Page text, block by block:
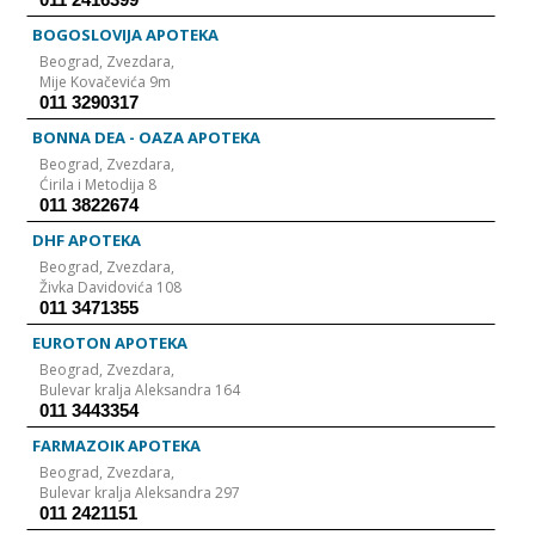
Brankovića 3 tel: 011-848-46-16; 062-590-479 RADNO VREME radnim
danima 07.30 - 21h subotom 07.30 - 20h nedeljom 08 - 17h Dođite i
uverite se sami.
BOGOSLOVIJA APOTEKA
Beograd, Zvezdara,
Mije Kovačevića 9m
011 3290317
BONNA DEA - OAZA APOTEKA
Beograd, Zvezdara,
Ćirila i Metodija 8
011 3822674
DHF APOTEKA
Beograd, Zvezdara,
Živka Davidovića 108
011 3471355
EUROTON APOTEKA
Beograd, Zvezdara,
Bulevar kralja Aleksandra 164
011 3443354
FARMAZOIK APOTEKA
Beograd, Zvezdara,
Bulevar kralja Aleksandra 297
011 2421151